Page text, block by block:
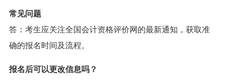
常见问题
答：考生应关注全国会计资格评价网的最新通知，获取准
确的报名时间及流程。
报名后可以更改信息吗？